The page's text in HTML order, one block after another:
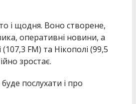
і щодня. Воно створене,
оперативні новини, а
FM) та Нікополі (99,5
зростає.
послухати і про